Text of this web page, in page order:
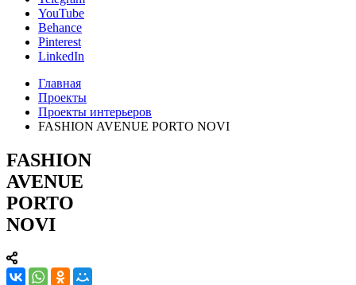
YouTube
Behance
Pinterest
LinkedIn
Главная
Проекты
Проекты интерьеров
FASHION AVENUE PORTO NOVI
FASHION
AVENUE
PORTO
NOVI